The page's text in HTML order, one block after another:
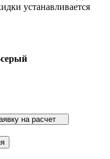
устанавливается
на расчет